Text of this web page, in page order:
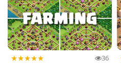
★★★★★ 36